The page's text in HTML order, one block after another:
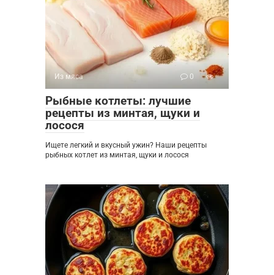
Из мяса 0
Рыбные котлеты: лучшие
рецепты из минтая, щуки и
лосося
Ищете легкий и вкусный ужин? Наши рецепты
рыбных котлет из минтая, щуки и лосося